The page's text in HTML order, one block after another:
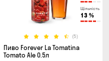
Щільність
13 %
(5)
Пиво Forever La Tomatina
Tomato Ale 0.5л